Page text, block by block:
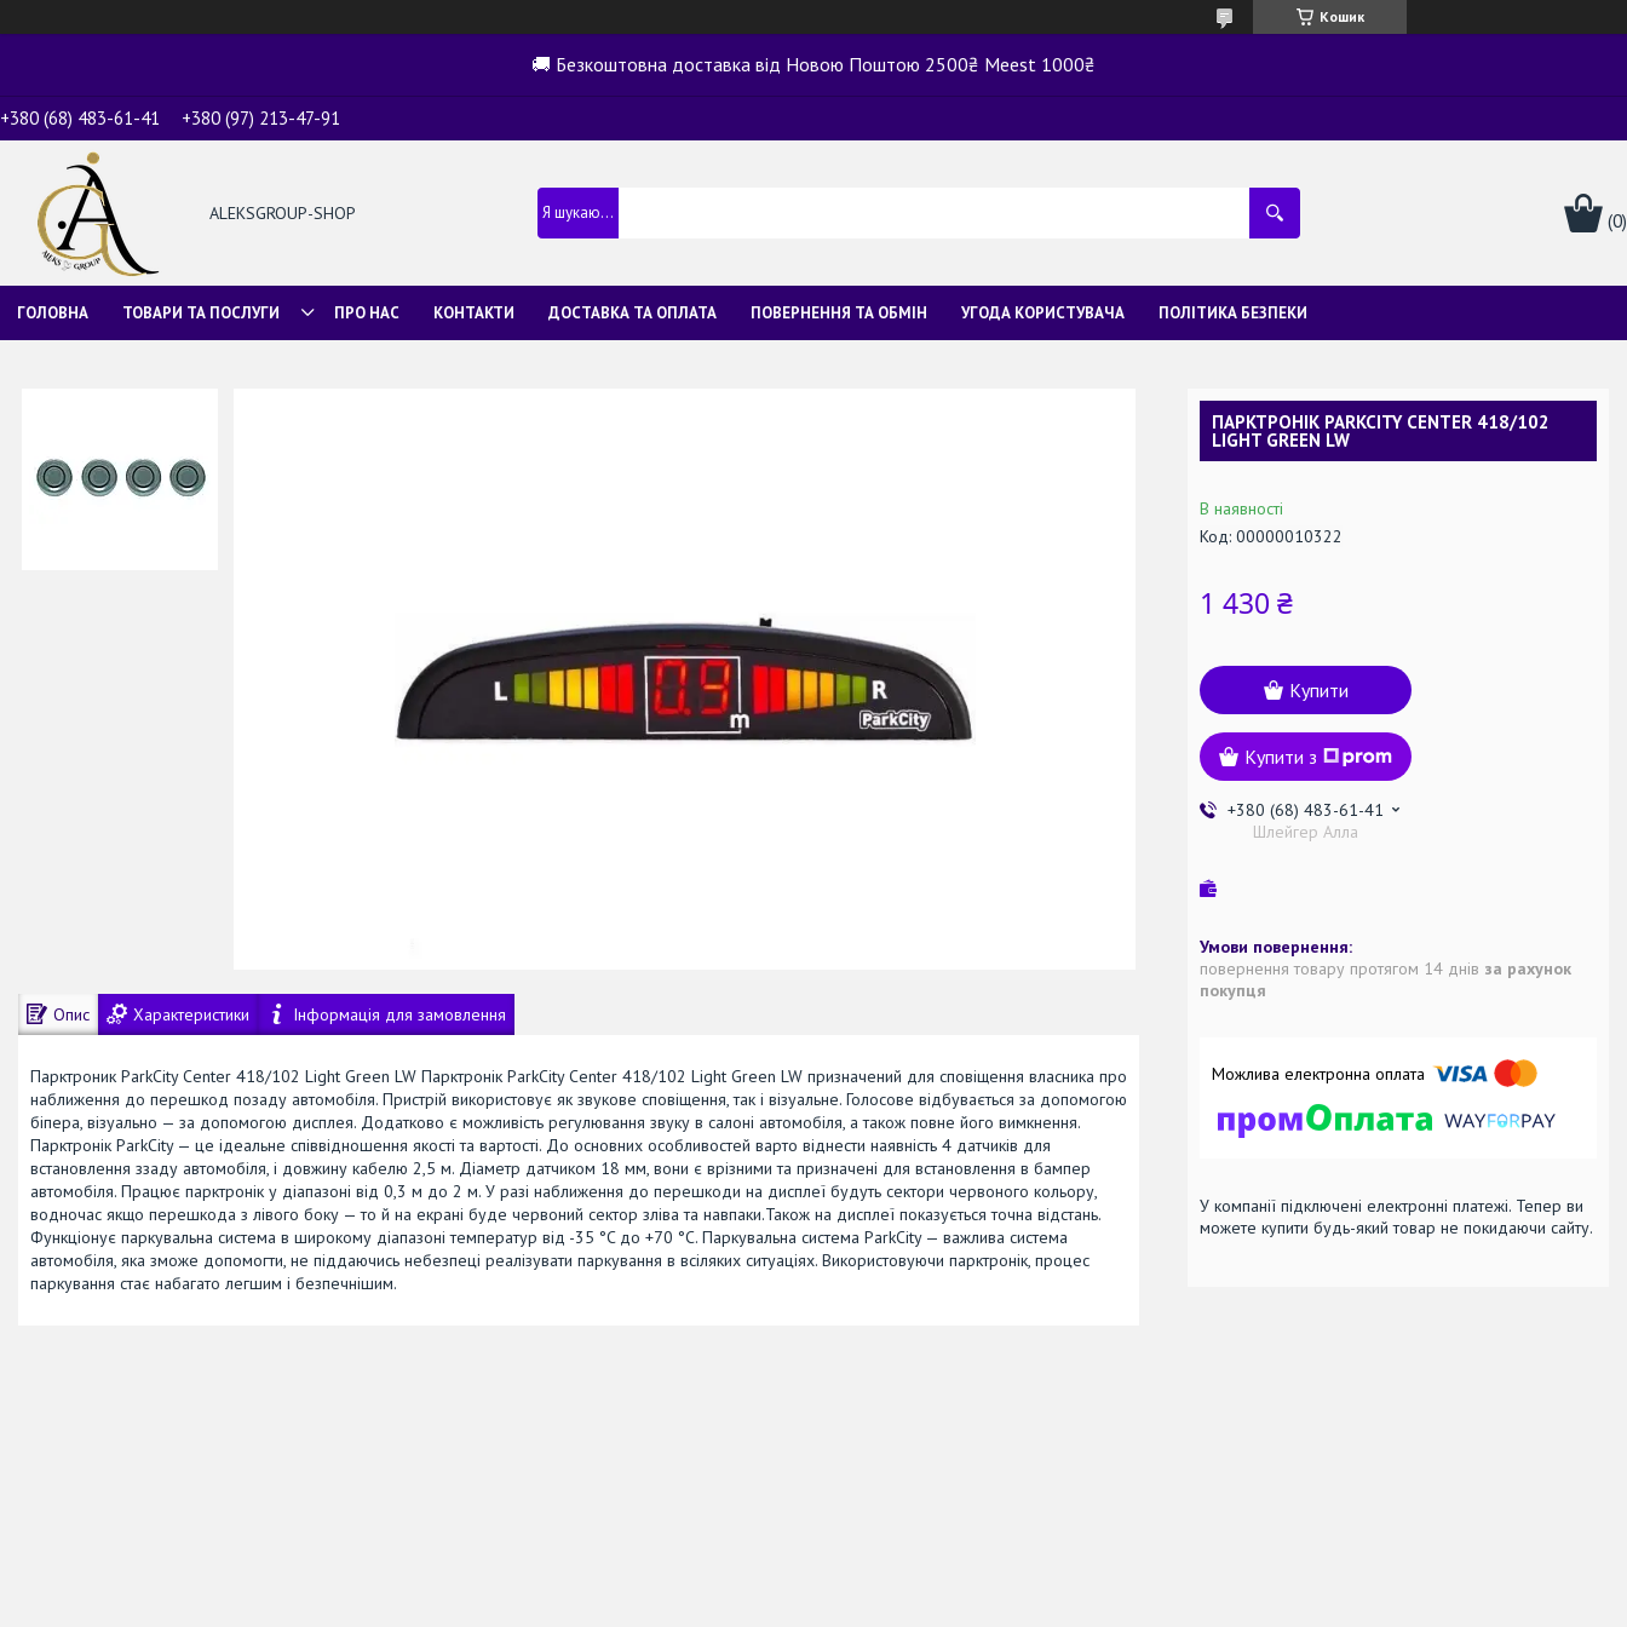
Кошик
🚚 Безкоштовна доставка від Новою Поштою 2500₴ Meest 1000₴
+380 (68) 483-61-41 +380 (97) 213-47-91
ALEKSGROUP-SHOP
ГОЛОВНА ТОВАРИ ТА ПОСЛУГИ ПРО НАС КОНТАКТИ ДОСТАВКА ТА ОПЛАТА ПОВЕРНЕННЯ ТА ОБМІН УГОДА КОРИСТУВАЧА ПОЛІТИКА БЕЗПЕКИ
Опис Характеристики Інформація для замовлення
Парктроник ParkCity Center 418/102 Light Green LW Парктронік ParkCity Center 418/102 Light Green LW призначений для сповіщення власника про
наближення до перешкод позаду автомобіля. Пристрій використовує як звукове сповіщення, так і візуальне. Голосове відбувається за допомогою
біпера, візуально — за допомогою дисплея. Додатково є можливість регулювання звуку в салоні автомобіля, а також повне його вимкнення.
Парктронік ParkCity — це ідеальне співвідношення якості та вартості. До основних особливостей варто віднести наявність 4 датчиків для
встановлення ззаду автомобіля, і довжину кабелю 2,5 м. Діаметр датчиком 18 мм, вони є врізними та призначені для встановлення в бампер
автомобіля. Працює парктронік у діапазоні від 0,3 м до 2 м. У разі наближення до перешкоди на дисплеї будуть сектори червоного кольору,
водночас якщо перешкода з лівого боку — то й на екрані буде червоний сектор зліва та навпаки.Також на дисплеї показується точна відстань.
Функціонує паркувальна система в широкому діапазоні температур від -35 °C до +70 °C. Паркувальна система ParkCity — важлива система
автомобіля, яка зможе допомогти, не піддаючись небезпеці реалізувати паркування в всіляких ситуаціях. Використовуючи парктронік, процес
паркування стає набагато легшим і безпечнішим.
ПАРКТРОНІК PARKCITY CENTER 418/102
LIGHT GREEN LW
В наявності
Код: 00000010322
1 430 ₴
Купити
Купити з
+380 (68) 483-61-41
Шлейгер Алла
повернення товару протягом 14 днів за рахунок
покупця
У компанії підключені електронні платежі. Тепер ви
можете купити будь-який товар не покидаючи сайту.